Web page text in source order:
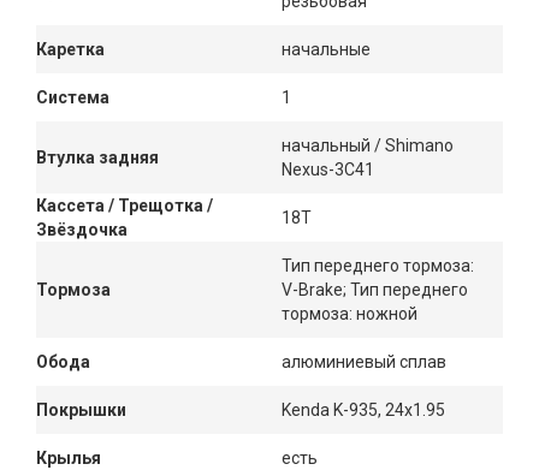
Каретка начальные
Система 1
Втулка задняя
начальный / Shimano
Nexus-3C41
Кассета / Трещотка /
Звёздочка
18T
Тормоза
Тип переднего тормоза:
V-Brake; Тип переднего
тормоза: ножной
Обода алюминиевый сплав
Покрышки Kenda K-935, 24x1.95
Крылья есть